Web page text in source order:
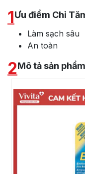
1Ưu điểm Chỉ
Làm sạch sâu
An toàn
2Mô tả sản phẩm